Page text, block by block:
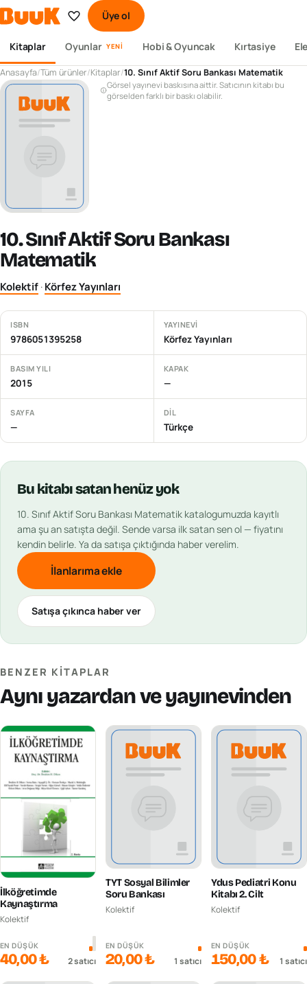
Üye ol
Kitaplar Oyunlar YENI Hobi & Oyuncak Kırtasiye
Anasayfa/Tüm ürünler/Kitaplar/10. Sınıf Aktif Soru Bankası Matematik
Görsel yayınevi baskısına aittir. Satıcının kitabı bu
görselden farklı bir baskı olabilir.
10. Sınıf Aktif Soru Bankası
Matematik
Kolektif·Körfez Yayınları
ISBN
9786051395258
YAYINEVI
Körfez Yayınları
BASIM YILI
2015
KAPAK
—
SAYFA
—
DIL
Türkçe
Bu kitabısatan henüz yok
10. Sınıf Aktif Soru Bankası Matematik katalogumuzda kayıtlı
ama şu an satışta değil. Sende varsa ilk satan sen ol — fiyatını
kendin belirle. Ya da satışa çıktığında haber verelim.
İlanlarıma ekle
Satışa çıkınca haber ver
BENZER KITAPLAR
Aynı yazardan ve yayınevinden
İlköğretimde
Kaynaştırma
Kolektif
EN DÜŞÜK
40,00 ₺ 2satıcı
TYT Sosyal Bilimler
Soru Bankası
Kolektif
EN DÜŞÜK
20,00 ₺ 1 satıcı
Ydus Pediatri Konu
Kitabı 2. Cilt
Kolektif
EN DÜŞÜK
150,00 ₺ 1 satıcı